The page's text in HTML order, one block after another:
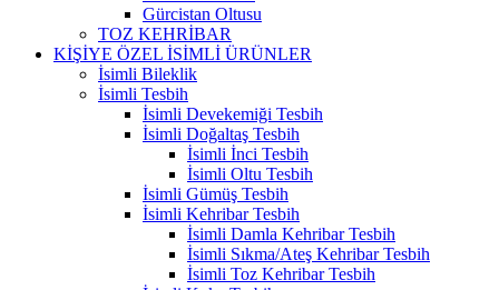
Gürcistan Oltusu
TOZ KEHRİBAR
KİŞİYE ÖZEL İSİMLİ ÜRÜNLER
İsimli Bileklik
İsimli Tesbih
İsimli Devekemiği Tesbih
İsimli Doğaltaş Tesbih
İsimli İnci Tesbih
İsimli Oltu Tesbih
İsimli Gümüş Tesbih
İsimli Kehribar Tesbih
İsimli Damla Kehribar Tesbih
İsimli Sıkma/Ateş Kehribar Tesbih
İsimli Toz Kehribar Tesbih